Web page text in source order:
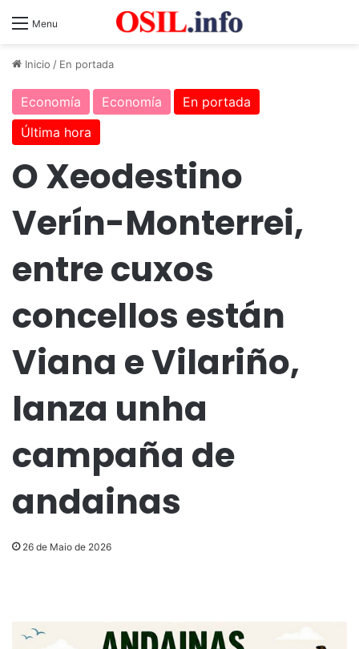
Menu
Inicio / En portada
Economía Economía
En portada
Última hora
O Xeodestino
Verín-Monterrei,
entre cuxos
concellos están
Viana e Vilariño,
lanza unha
campaña de
andainas
26 de Maio de 2026